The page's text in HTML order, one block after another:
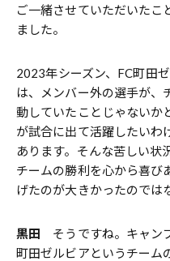
ご一緒させていただいたこ
ました。
2023年シーズン、FC町田
は、メンバー外の選手が、
動していたことじゃないか
が試合に出て活躍したいわ
あります。そんな苦しい状
チームの勝利を心から喜び
げたのが大きかったのでは
黒田 そうですね。キャン
町田ゼルビアというチーム